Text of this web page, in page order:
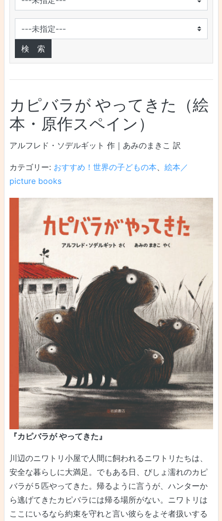
カピバラが やってきた（絵
本・原作スペイン）
アルフレド・ソデルギット 作｜あみのまきこ 訳
カテゴリー: おすすめ！世界の子どもの本、 絵本／
picture books
『カピバラが やってきた』
川辺のニワトリ小屋で人間に飼われるニワトリたちは、
安全な暮らしに大満足。でもある日、びしょ濡れのカピ
バラが５匹やってきた。帰るように言うが、ハンターか
ら逃げてきたカピバラには帰る場所がない。ニワトリは
ここにいるなら約束を守れと言い彼らをよそ者扱いする